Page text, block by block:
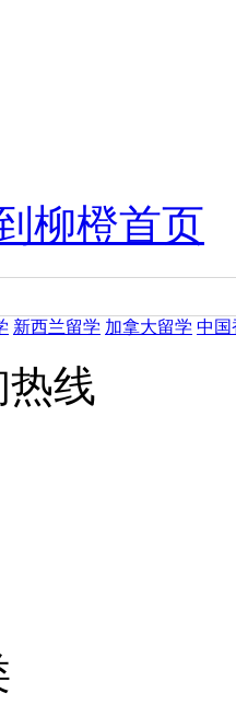
柳橙首页
新西兰留学 加拿大留学 中国
线